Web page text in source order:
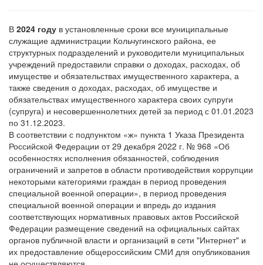
В 2024 году в установленные сроки все муниципальные
служащие администрации Кольчугинского района, ее
структурных подразделений и руководители муниципальных
учреждений предоставили справки о доходах, расходах, об
имуществе и обязательствах имущественного характера, а
также сведения о доходах, расходах, об имуществе и
обязательствах имущественного характера своих супруги
(супруга) и несовершеннолетних детей за период с 01.01.2023
по 31.12.2023.
В соответствии с подпунктом «ж» пункта 1 Указа Президента
Российской Федерации от 29 декабря 2022 г. № 968 «Об
особенностях исполнения обязанностей, соблюдения
ограничений и запретов в области противодействия коррупции
некоторыми категориями граждан в период проведения
специальной военной операции», в период проведения
специальной военной операции и впредь до издания
соответствующих нормативных правовых актов Российской
Федерации размещение сведений на официальных сайтах
органов публичной власти и организаций в сети "Интернет" и
их предоставление общероссийским СМИ для опубликования